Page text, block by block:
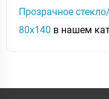
Прозрачное
80х140 в нашем